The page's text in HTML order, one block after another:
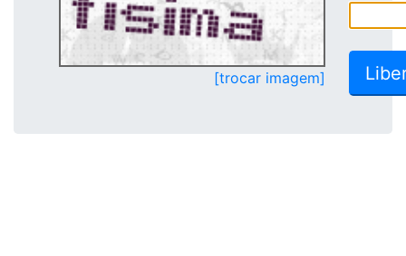
[trocar imagem]